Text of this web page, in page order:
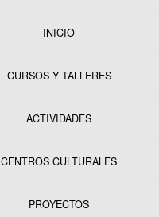
INICIO
CURSOS Y TALLERES
ACTIVIDADES
CENTROS CULTURALES
PROYECTOS